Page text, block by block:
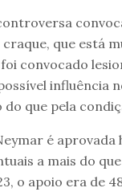
que está
convocado
influência
do que pela
é aprovada
a mais do
o apoio era de